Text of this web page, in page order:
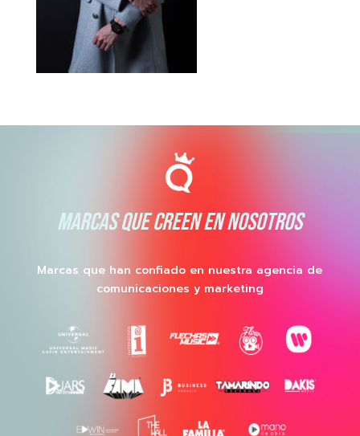
MARCAS QUE CREEN EN NOSOTROS
Marcas que han confiado en nuestra agencia de
comunicaciones y marketing